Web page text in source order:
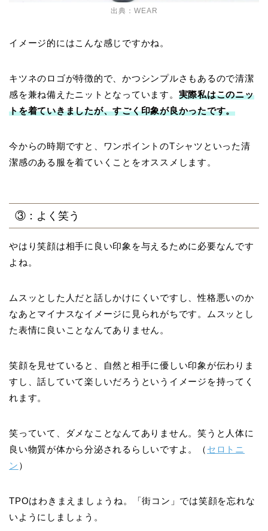
出典：WEAR
イメージ的にはこんな感じですかね。
キツネのロゴが特徴的で、かつシンプルさもあるので清潔
感を兼ね備えたニットとなっています。 実際私はこのニッ
トを着ていきましたが、すごく印象が良かったです。
今からの時期ですと、ワンポイントのTシャツといった清
潔感のある服を着ていくことをオススメします。
③：よく笑う
やはり笑顔は相手に良い印象を与えるために必要なんです
よね。
ムスッとした人だと話しかけにくいですし、性格悪いのか
なあとマイナスなイメージに見られがちです。ムスッとし
た表情に良いことなんてありません。
笑顔を見せていると、自然と相手に優しい印象が伝わりま
すし、話していて楽しいだろうというイメージを持ってく
れます。
笑っていて、ダメなことなんてありません。笑うと人体に
良い物質が体から分泌されるらしいですよ。（ セロトニ
ン ）
TPOはわきまえましょうね。「街コン」では笑顔を忘れな
いようにしましょう。